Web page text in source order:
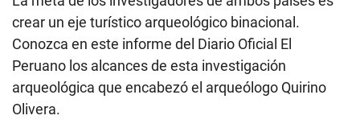
crear un eje turístico arqueológico binacional.
Conozca en este informe del Diario Oficial El
Peruano los alcances de esta investigación
arqueológica que encabezó el arqueólogo Quirino
Olivera.